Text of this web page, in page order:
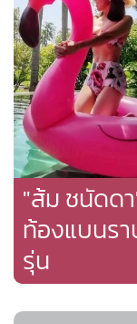
"ส้ม ชนัดด
ท้องแบนร
รุ่น